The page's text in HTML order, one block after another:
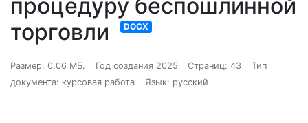
процедуру беспошлинной
торговли
DOCX
Размер: 0.06 МБ. Год создания 2025 Страниц: 43
Тип
документа: курсовая работа
Язык: русский